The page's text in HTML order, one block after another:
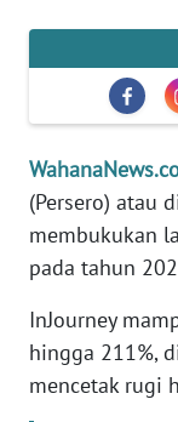
(Persero) atau
membukukan
pada tahun
InJourney
hingga 211%,
mencetak rugi
INTERNASIONAL
PENDIDIKAN
OLAHRAGA
OPINI